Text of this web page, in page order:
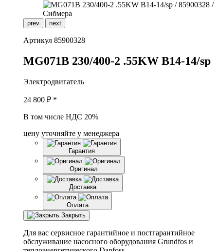
prev next
Артикул 85900328
MG071B 230/400-2 .55KW B14-14/sp
Электродвигатель
24 800 ₽ *
В том числе НДС 20%
цену уточняйте у менеджера
Гарантия
Оригинал
Доставка
Оплата
Закрыть
Для вас сервисное гарантийное и постгарантийное
обслуживание насосного оборудования Grundfos и